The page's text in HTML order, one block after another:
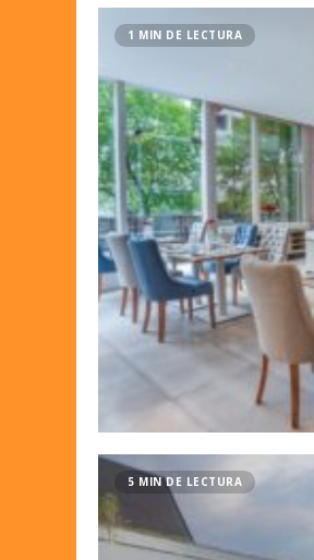
1 MIN DE LECTURA
5 MIN DE LECTURA